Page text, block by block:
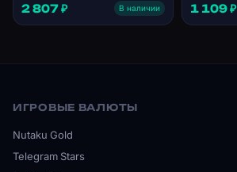
2 807 ₽ В наличии 1 109 ₽
ИГРОВЫЕ ВАЛЮТЫ
Nutaku Gold
Telegram Stars